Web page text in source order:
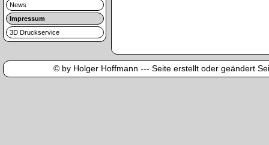
News
Impressum
3D Druckservice
© by Holger Hoffmann --- Seite erstellt oder geändert